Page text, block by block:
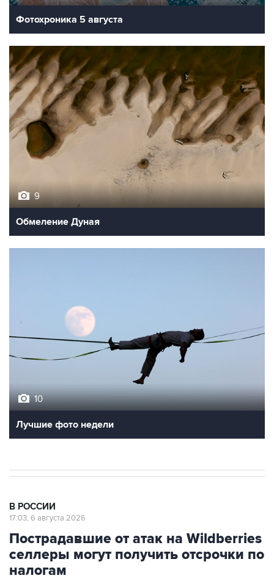
Фотохроника 5 августа
9
Обмеление Дуная
10
Лучшие фото недели
В РОССИИ
17:03, 6 августа 2026
Пострадавшие от атак на Wildberries
селлеры могут получить отсрочки по
налогам